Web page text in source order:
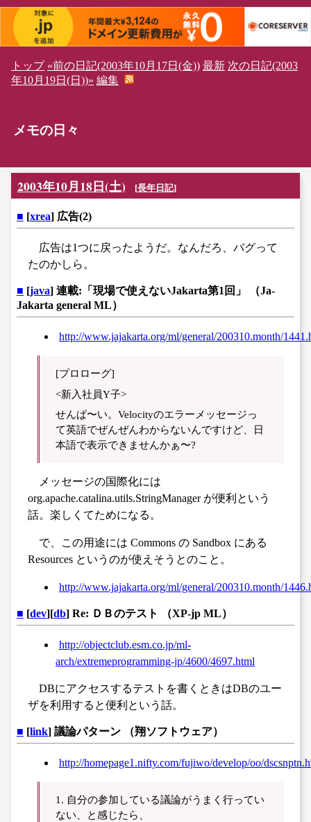
トップ «前の日記(2003年10月17日(金)) 最新 次の日記(2003
年10月19日(日))» 編集
メモの日々
2003年10月18日(土) [長年日記]
■ [xrea] 広告(2)
広告は1つに戻ったようだ。なんだろ、バグって
たのかしら。
■ [java] 連載:「現場で使えないJakarta第1回」 （Ja-
Jakarta general ML）
http://www.jajakarta.org/ml/general/200310.month/
[プロローグ]
<新入社員Y子>
せんぱ〜い。Velocityのエラーメッセージっ
て英語でぜんぜんわからないんですけど、日
本語で表示できませんかぁ〜?
メッセージの国際化には
org.apache.catalina.utils.StringManager が便利という
話。楽しくてためになる。
で、この用途には Commons の Sandbox にある
Resources というのが使えそうとのこと。
http://www.jajakarta.org/ml/general/200310.month/
■ [dev][db] Re: ＤＢのテスト （XP-jp ML）
http://objectclub.esm.co.jp/ml-
arch/extremeprogramming-jp/4600/4697.html
DBにアクセスするテストを書くときはDBのユー
ザを利用すると便利という話。
■ [link] 議論パターン （翔ソフトウェア）
http://homepage1.nifty.com/fujiwo/develop/oo/
1. 自分の参加している議論がうまく行ってい
ない、と感じたら、